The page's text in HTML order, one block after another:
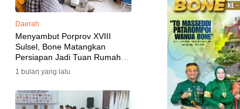
Daerah
Menyambut Porprov XVIII
Sulsel, Bone Matangkan
Persiapan Jadi Tuan Rumah
yang Berkesan: Wakil Bupati
Perkuat Koordinasi, Dispora
Targetkan Venue dan
Akomodasi Rampung
1 bulan yang lalu